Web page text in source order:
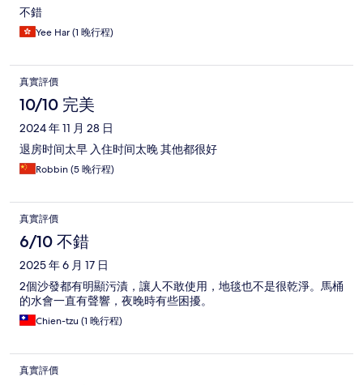
不錯
Yee Har (1 晚行程)
真實評價
10/10 完美
2024 年 11 月 28 日
退房时间太早 入住时间太晚 其他都很好
Robbin (5 晚行程)
真實評價
6/10 不錯
2025 年 6 月 17 日
2個沙發都有明顯污漬，讓人不敢使用，地毯也不是很乾淨。馬桶
的水會一直有聲響，夜晚時有些困擾。
Chien-tzu (1 晚行程)
真實評價